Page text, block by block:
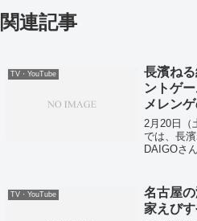
関連記事
TV・YouTube
長濱ね
ントゲ
メレン
2月20日（
では、長
DAIGOさ
TV・YouTube
名古屋
家えびす